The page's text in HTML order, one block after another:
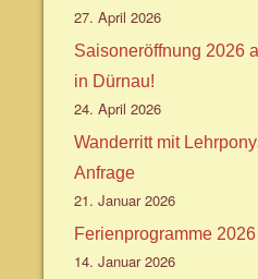
27. April 2026
Saisoneröffnung 2026
in Dürnau!
24. April 2026
Wanderritt mit
Anfrage
21. Januar 2026
Ferienprogramme
14. Januar 2026